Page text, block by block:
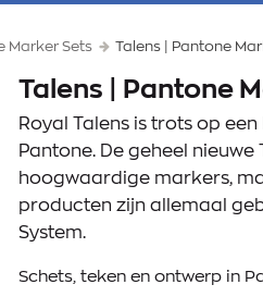
Marker Sets Talens | Pantone
Talens | Pantone
Royal Talens is trots op
Pantone. De geheel
hoogwaardige markers,
producten zijn allemaal
System.
Schets, teken en ontwerp in